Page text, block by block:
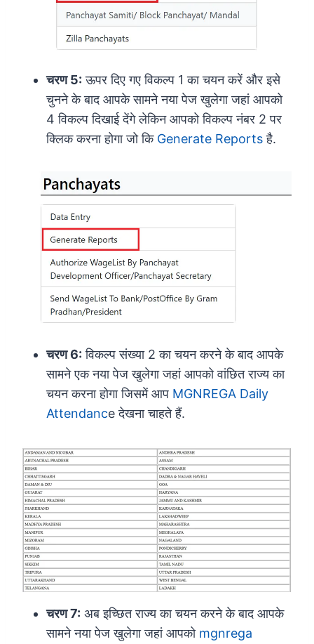
चरण 5: ऊपर दिए गए विकल्प 1 का चयन करें और इसे
चुनने के बाद आपके सामने नया पेज खुलेगा जहां आपको
4 विकल्प दिखाई देंगे लेकिन आपको विकल्प नंबर 2 पर
क्लिक करना होगा जो कि Generate Reportsहै.
चरण 6: विकल्प संख्या 2 का चयन करने के बाद आपके
सामने एक नया पेज खुलेगा जहां आपको वांछित राज्य का
चयन करना होगा जिसमें आप MGNREGA Daily
Attendance देखना चाहते हैं.
चरण 7: अब इच्छित राज्य का चयन करने के बाद आपके
सामने नया पेज खुलेगा जहां आपको mgnrega